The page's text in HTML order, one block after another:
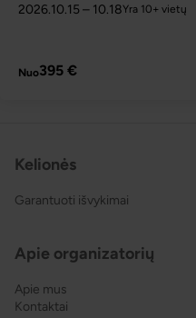
2026.10.15 – 10.18Yra 10+ vietų
Nuo395 €
Kelionės
Garantuoti išvykimai
Apie organizatorių
Apie mus
Kontaktai